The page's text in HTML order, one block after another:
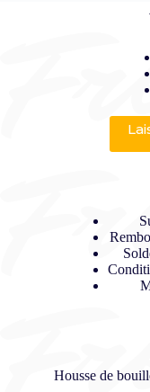
Housse de